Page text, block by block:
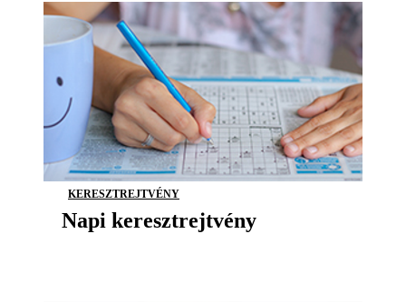
KERESZTREJTVÉNY
Napi keresztrejtvény